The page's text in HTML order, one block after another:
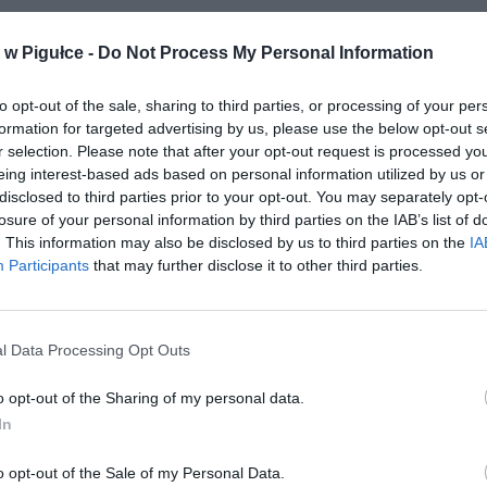
Pigułce - Do Not Process My Personal Information
opt-out of the sale, sharing to third parties, or processing of your
for targeted advertising by us, please use the below opt-out
selection. Please note that after your opt-out request is processed
interest-based ads based on personal information utilized by us
to third parties prior to your opt-out. You may separately
of your personal information by third parties on the IAB’s list of
This information may also be disclosed by us to third parties on the
Participants that may further disclose it to other third parties.
Data Processing Opt Outs
opt-out of the Sharing of my personal data.
opt-out of the Sale of my Personal Data.
to kolorowy napój stworzony we współpracy z youtuberem
dostępny jest w dwóch smakach: truskawka–malina oraz
. Już po premierze zdobył status produktu kolekcjonerskiego –
się w kolejkach, a na aukcjach internetowych ceny za butelkę
złotych.